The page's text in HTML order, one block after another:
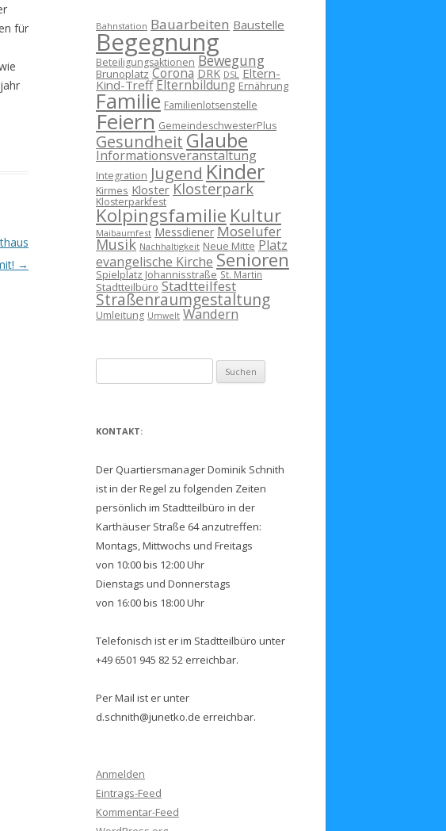
für
→
Bahnstation Bauarbeiten Baustelle
Begegnung
Beteiligungsaktionen Bewegung
Brunoplatz Corona DRK DSL Eltern-
Kind-Treff Elternbildung Ernährung
Familie Familienlotsenstelle
Feiern GemeindeschwesterPlus
Gesundheit Glaube
Informationsveranstaltung
Integration Jugend Kinder
Kirmes Kloster Klosterpark
Klosterparkfest
Kolpingsfamilie Kultur
Maibaumfest Messdiener Moselufer
Musik Nachhaltigkeit Neue Mitte Platz
evangelische Kirche Senioren
Spielplatz Johannisstraße St. Martin
Stadtteilbüro Stadtteilfest
Straßenraumgestaltung
Umleitung Umwelt Wandern
nach:
KONTAKT:
Der Quartiersmanager Dominik Schnith
ist in der Regel zu folgenden Zeiten
persönlich im Stadtteilbüro in der
Karthäuser Straße 64 anzutreffen:
Montags, Mittwochs und Freitags
von 10:00 bis 12:00 Uhr
Dienstags und Donnerstags
von 16:00 bis 18:00 Uhr
Telefonisch ist er im Stadtteilbüro unter
+49 6501 945 82 52 erreichbar.
Per Mail ist er unter
d.schnith@junetko.de erreichbar.
Anmelden
Eintrags-Feed
Kommentar-Feed